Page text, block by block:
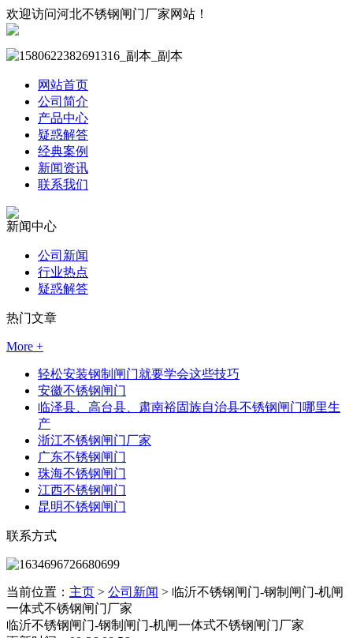
欢迎访问河北不锈钢闸门厂家网站！
网站首页
公司简介
产品中心
疑惑解答
经典案例
新闻资讯
联系我们
新闻中心
公司新闻
行业热点
疑惑解答
热门文章
More +
轻松安装钢制闸门就要学会这些技巧
安徽不锈钢闸门
临泽县、高台县、肃南裕固族自治县不锈钢闸门哪里生
产
浙江不锈钢闸门厂家
广东不锈钢闸门
珠海不锈钢闸门
江西不锈钢闸门
昆明不锈钢闸门
联系方式
当前位置： 主页 > 公司新闻 > 临沂不锈钢闸门-钢制闸门-机闸
一体式不锈钢闸门厂家
临沂不锈钢闸门-钢制闸门-机闸一体式不锈钢闸门厂家